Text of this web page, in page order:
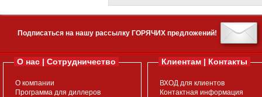
Подписаться на нашу рассылку ГОРЯЧИХ предложений!
О нас | Сотрудничество
О компании
Программа для диллеров
Клиентам | Контакты
ВХОД для клиентов
Контактная информация